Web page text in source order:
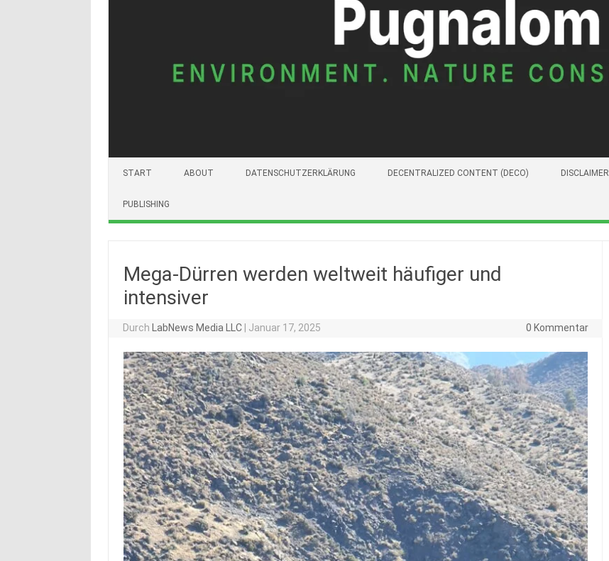
START ABOUT DATENSCHUTZERKLÄRUNG DECENTRALIZED CONTENT (DECO) DISCLAIMER
PUBLISHING
Mega-Dürren werden weltweit häufiger und
intensiver
Durch LabNews Media LLC Januar 17, 2025 0 Kommentar